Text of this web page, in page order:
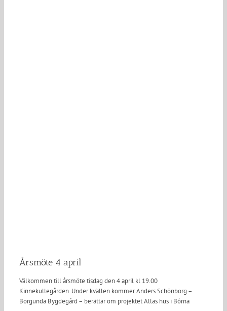
Årsmöte 4 april
Välkommen till årsmöte tisdag den 4 april kl 19.00
Kinnekullegården. Under kvällen kommerAnders Schönborg –
Borgunda Bygdegård – berättar om projektet Allas hus i Bôrna